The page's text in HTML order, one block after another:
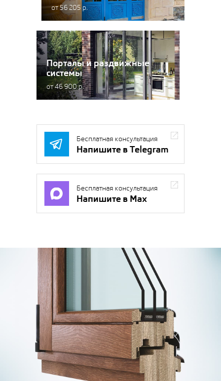
от 56 205 р.
Порталы и раздвижные
системы
от 46 900 р.
Бесплатная консультация
Напишите в Telegram
Бесплатная консультация
Напишите в Max